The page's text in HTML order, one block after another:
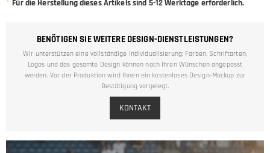
* Für die Herstellung dieses Artikels sind 5-12Werktage erforderlich.
BENÖTIGEN SIE WEITERE DESIGN-DIENSTLEISTUNGEN?
Wir unterstützen eine vollständige Individualisierung: Farben, Schriftarten,
Logos und das gesamte Design können nach Ihren Wünschen angepasst
werden. Vor der Produktion wird Ihnen ein kostenloses Design-Mockup zur
Bestätigung vorgelegt.
KONTAKT